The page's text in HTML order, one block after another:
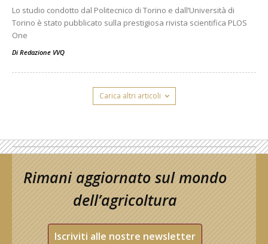
Lo studio condotto dal Politecnico di Torino e dall’Università di
Torino è stato pubblicato sulla prestigiosa rivista scientifica PLOS
One
Di Redazione VVQ
Carica altri articoli
Rimani aggiornato sul mondo
dell’agricoltura
Iscriviti alle nostre newsletter